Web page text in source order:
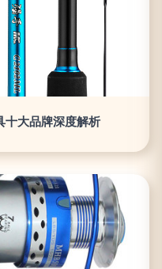
十大品牌深度解析